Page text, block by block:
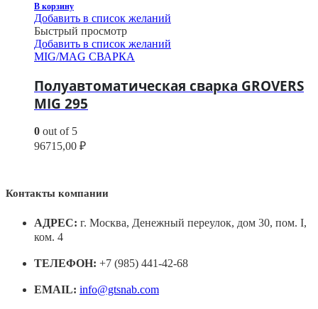
В корзину
Добавить в список желаний
Быстрый просмотр
Добавить в список желаний
MIG/MAG СВАРКА
Полуавтоматическая сварка GROVERS
MIG 295
0 out of 5
96715,00 ₽
Контакты компании
АДРЕС: г. Москва, Денежный переулок, дом 30, пом. I,
ком. 4
ТЕЛЕФОН: +7 (985) 441-42-68
EMAIL: info@gtsnab.com